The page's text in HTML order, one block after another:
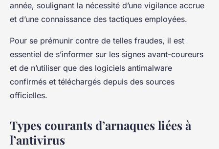
année, soulignant la nécessité d’une vigilance accrue
et d’une connaissance des tactiques employées.
Pour se prémunir contre de telles fraudes, il est
essentiel de s’informer sur les signes avant-coureurs
et de n’utiliser que des logiciels antimalware
confirmés et téléchargés depuis des sources
officielles.
Types courants d’arnaques liées à
l’antivirus